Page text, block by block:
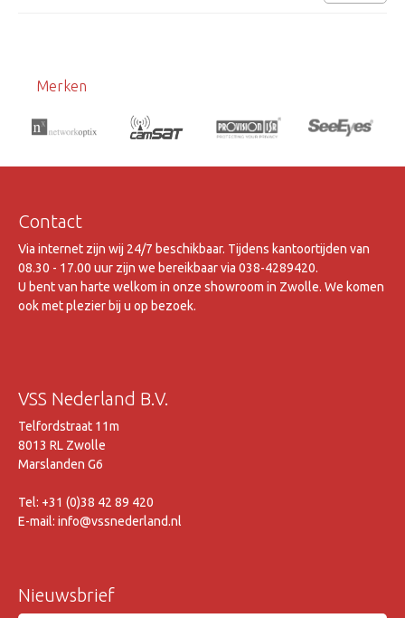
Merken
Contact
Via internet zijn wij 24/7 beschikbaar. Tijdens kantoortijden van
08.30 - 17.00 uur zijn we bereikbaar via 038-4289420.
U bent van harte welkom in onze showroom in Zwolle. We komen
ook met plezier bij u op bezoek.
VSS Nederland B.V.
Telfordstraat 11m
8013 RL Zwolle
Marslanden G6
Tel: +31 (0)38 42 89 420
E-mail: info@vssnederland.nl
Nieuwsbrief